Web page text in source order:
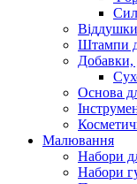
Штампи
Добавки,
Основа
Малювання
Набори
Набори